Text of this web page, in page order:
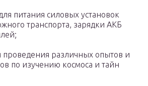
питания силовых установок
транспорта, зарядки АКБ
проведения различных опытов и
по изучению космоса и тайн